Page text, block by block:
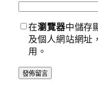
在瀏覽器中儲存
及個人網站網址
用。